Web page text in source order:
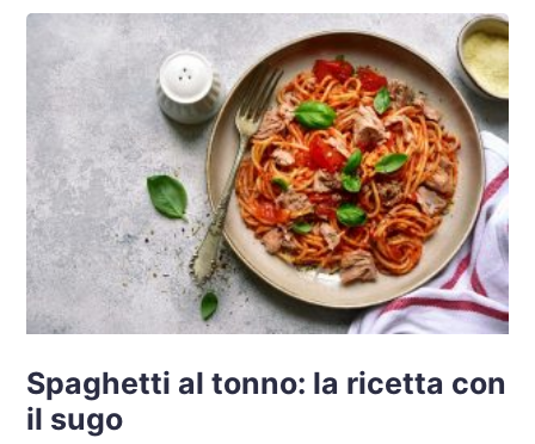
Spaghetti al tonno: la ricetta con
il sugo